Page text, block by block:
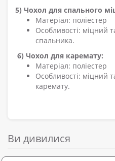
5) Чохол для спального
Матеріал: поліестер
Особливості: міцний
спальника.
6) Чохол для каремату:
Матеріал: поліестер
Особливості: міцний
каремату.
Ви дивилися